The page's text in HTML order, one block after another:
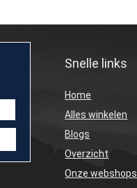
Snelle links
Home
Alles winkelen
Blogs
Overzicht
Onze webshops